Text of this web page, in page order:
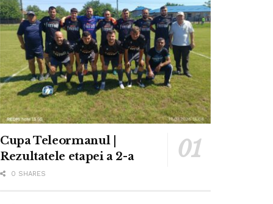
Cupa Teleormanul |
Rezultatele etapei a 2-a
0 SHARES